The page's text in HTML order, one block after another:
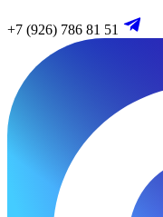
+7 (926) 786 81 51